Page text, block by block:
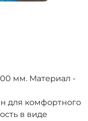
мм. Материал -
для комфортного
в виде